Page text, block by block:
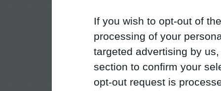
If you wish to opt-out of
processing of your
targeted advertising by
section to confirm your
opt-out request is